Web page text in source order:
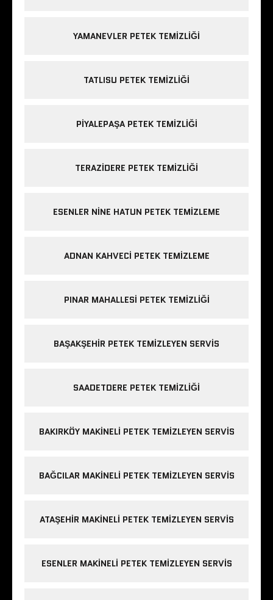
YAMANEVLER PETEK TEMIZLIĞI
TATLISU PETEK TEMIZLIĞI
PIYALEPAŞA PETEK TEMIZLIĞI
TERAZIDERE PETEK TEMIZLIĞI
ESENLER NINE HATUN PETEK TEMIZLEME
ADNAN KAHVECI PETEK TEMIZLEME
PINAR MAHALLESI PETEK TEMIZLIĞI
BAŞAKŞEHIR PETEK TEMIZLEYEN SERVIS
SAADETDERE PETEK TEMIZLIĞI
BAKIRKÖY MAKINELI PETEK TEMIZLEYEN SERVIS
BAĞCILAR MAKINELI PETEK TEMIZLEYEN SERVIS
ATAŞEHIR MAKINELI PETEK TEMIZLEYEN SERVIS
ESENLER MAKINELI PETEK TEMIZLEYEN SERVIS